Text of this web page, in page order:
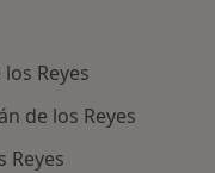
Reyes
de los Reyes
Reyes